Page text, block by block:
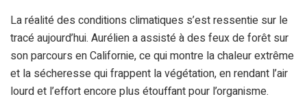
La réalité des conditions climatiques s’est ressentie sur le
tracé aujourd’hui. Aurélien a assisté à des feux de forêt sur
son parcours en Californie, ce qui montre la chaleur extrême
et la sécheresse qui frappent la végétation, en rendant l’air
lourd et l’effort encore plus étouffant pour l’organisme.